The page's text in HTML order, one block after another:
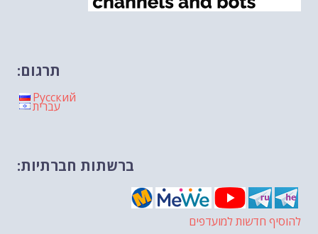
תרגום:
Русский
עברית
ברשתות חברתיות:
להוסיף חדשות למועדפים